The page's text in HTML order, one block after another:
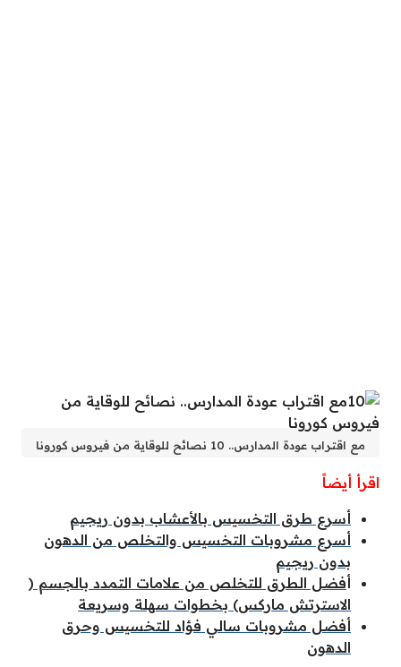
مع اقتراب عودة المدارس.. 10 نصائح للوقاية من فيروس كورونا
اقرأ أيضاً
أسرع طرق التخسيس بالأعشاب بدون ريجيم
أسرع مشروبات التخسيس والتخلص من الدهون
بدون ريجيم
أفضل الطرق للتخلص من علامات التمدد بالجسم (
الاسترتش ماركس) بخطوات سهلة وسريعة
أفضل مشروبات سالي فؤاد للتخسيس وحرق
الدهون